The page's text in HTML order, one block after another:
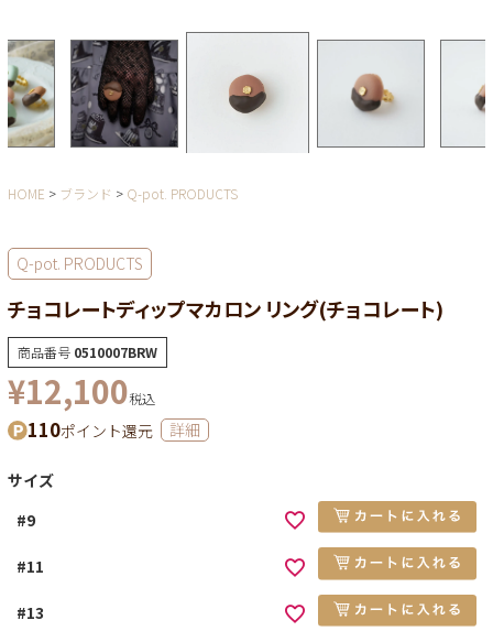
HOME ブランド Q-pot. PRODUCTS
Q-pot. PRODUCTS
チョコレートディップマカロン リング(チョコレート)
商品番号 0510007BRW
¥12,100税込
110ポイント還元 詳細
サイズ
#9
#11
#13